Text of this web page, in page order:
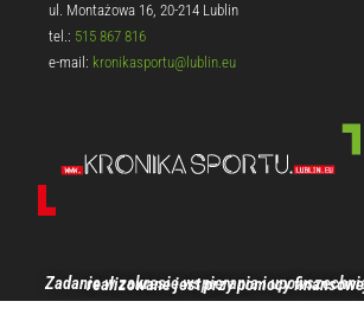
ul. Montażowa 16, 20-214 Lublin
tel.: 515 867 816
e-mail: kronikasportu@lublin.eu
Zadanie w zakresie wspierania i upowszechniania kultury fizycznej realizowane jest